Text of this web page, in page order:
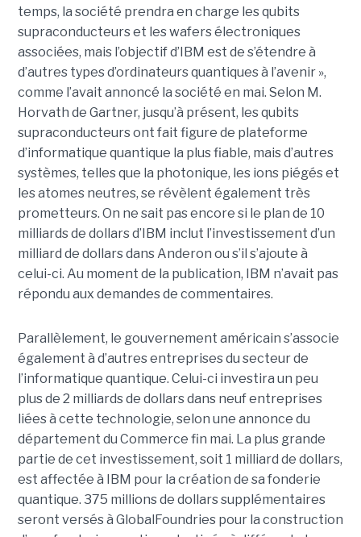
temps, la société prendra en charge les qubits
supraconducteurs et les wafers électroniques
associées, mais l’objectif d’IBM est de s’étendre à
d’autres types d’ordinateurs quantiques à l’avenir »,
comme l’avait annoncé la société en mai. Selon M.
Horvath de Gartner, jusqu’à présent, les qubits
supraconducteurs ont fait figure de plateforme
d’informatique quantique la plus fiable, mais d’autres
systèmes, telles que la photonique, les ions piégés et
les atomes neutres, se révèlent également très
prometteurs. On ne sait pas encore si le plan de 10
milliards de dollars d’IBM inclut l’investissement d’un
milliard de dollars dans Anderon ou s’il s’ajoute à
celui-ci. Au moment de la publication, IBM n’avait pas
répondu aux demandes de commentaires.
Parallèlement, le gouvernement américain s’associe
également à d’autres entreprises du secteur de
l’informatique quantique. Celui-ci investira un peu
plus de 2 milliards de dollars dans neuf entreprises
liées à cette technologie, selon une annonce du
département du Commerce fin mai. La plus grande
partie de cet investissement, soit 1 milliard de dollars,
est affectée à IBM pour la création de sa fonderie
quantique. 375 millions de dollars supplémentaires
seront versés à GlobalFoundries pour la construction